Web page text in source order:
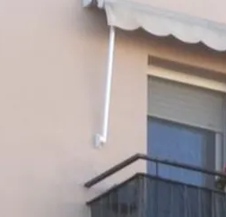
de las zonas más
a prohibir los pisos turísticos
alertan del
de que habrá
contra los pisos
echarlos de sus casas